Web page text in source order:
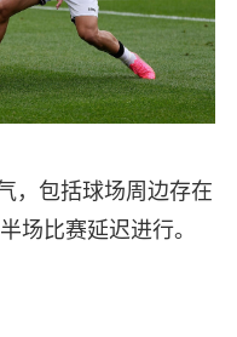
，包括球场周边存在
场比赛延迟进行。